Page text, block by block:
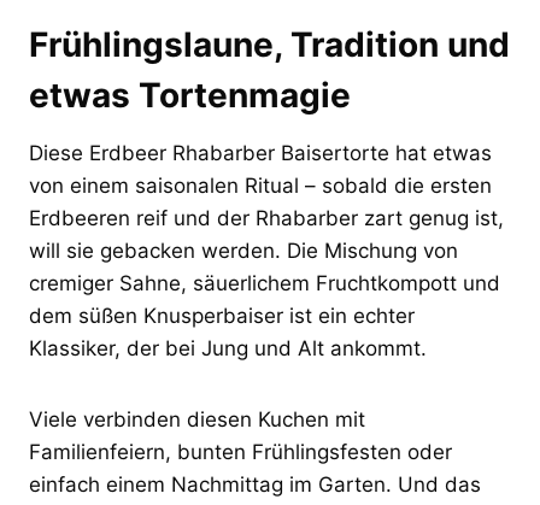
Frühlingslaune, Tradition und
etwas Tortenmagie
Diese Erdbeer Rhabarber Baisertorte hat etwas
von einem saisonalen Ritual – sobald die ersten
Erdbeeren reif und der Rhabarber zart genug ist,
will sie gebacken werden. Die Mischung von
cremiger Sahne, säuerlichem Fruchtkompott und
dem süßen Knusperbaiser ist ein echter
Klassiker, der bei Jung und Alt ankommt.
Viele verbinden diesen Kuchen mit
Familienfeiern, bunten Frühlingsfesten oder
einfach einem Nachmittag im Garten. Und das